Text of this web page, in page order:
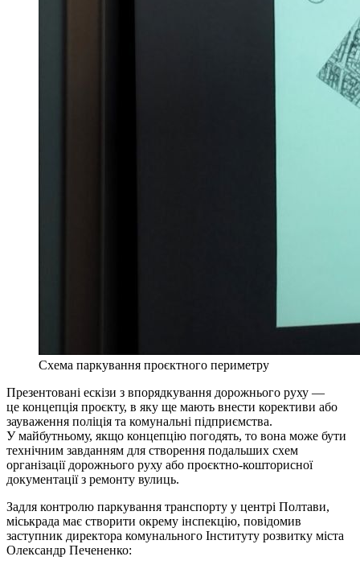
Схема паркування проєктного периметру
Презентовані ескізи з впорядкування дорожнього руху —
це концепція проєкту, в яку ще мають внести корективи або
зауваження поліція та комунальні підприємства.
У майбутньому, якщо концепцію погодять, то вона може бути
технічним завданням для створення подальших схем
організації дорожнього руху або проєктно-кошторисної
документації з ремонту вулиць.
Задля контролю паркування транспорту у центрі Полтави,
міськрада має створити окрему інспекцію, повідомив
заступник директора комунального Інституту розвитку міста
Олександр Печененко: